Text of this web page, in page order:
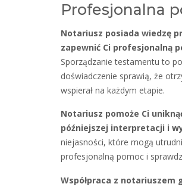
Profesjonalna
Notariusz posiada wiedzę
zapewnić Ci profesjonalną
Sporządzanie testamentu to
doświadczenie sprawią, że
wspierał na każdym etapie.
Notariusz pomoże Ci
późniejszej interpretacji i
niejasności, które mogą
profesjonalną pomoc i
Współpraca z notariuszem